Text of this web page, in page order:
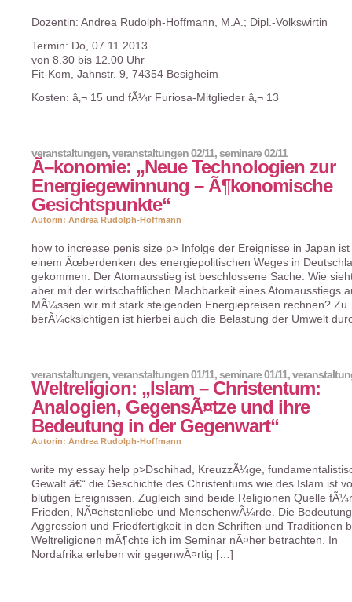
Dozentin: Andrea Rudolph-Hoffmann, M.A.; Dipl.-Volkswirtin
Termin: Do, 07.11.2013
von 8.30 bis 12.00 Uhr
Fit-Kom, Jahnstr. 9, 74354 Besigheim
Kosten: â‚¬ 15 und fÃ¼r Furiosa-Mitglieder â‚¬ 13
Ã–konomie: „Neue Technologien zur
Energiegewinnung – Ã¶konomische
Gesichtspunkte“
veranstaltungen,veranstaltungen 02/11,seminare 02/11
Autorin: Andrea Rudolph-Hoffmann
how to increase penis size p> Infolge der Ereignisse in Japan
einem Ãœberdenken des energiepolitischen Weges in
gekommen. Der Atomausstieg ist beschlossene Sache. Wie
aber mit der wirtschaftlichen Machbarkeit eines Atomausstiegs
MÃ¼ssen wir mit stark steigenden Energiepreisen rechnen? Zu
berÃ¼cksichtigen ist hierbei auch die Belastung der Umwelt
Weltreligion: „Islam – Christentum:
Analogien, GegensÃ¤tze und ihre
Bedeutung in der Gegenwart“
veranstaltungen,veranstaltungen 01/11,seminare 01/11,
Autorin: Andrea Rudolph-Hoffmann
write my essay help p>Dschihad, KreuzzÃ¼ge,
Gewalt â€“ die Geschichte des Christentums wie des Islam ist
blutigen Ereignissen. Zugleich sind beide Religionen Quelle fÃ¼r
Frieden, NÃ¤chstenliebe und MenschenwÃ¼rde. Die
Aggression und Friedfertigkeit in den Schriften und Traditionen
Weltreligionen mÃ¶chte ich im Seminar nÃ¤her betrachten. In
Nordafrika erleben wir gegenwÃ¤rtig […]